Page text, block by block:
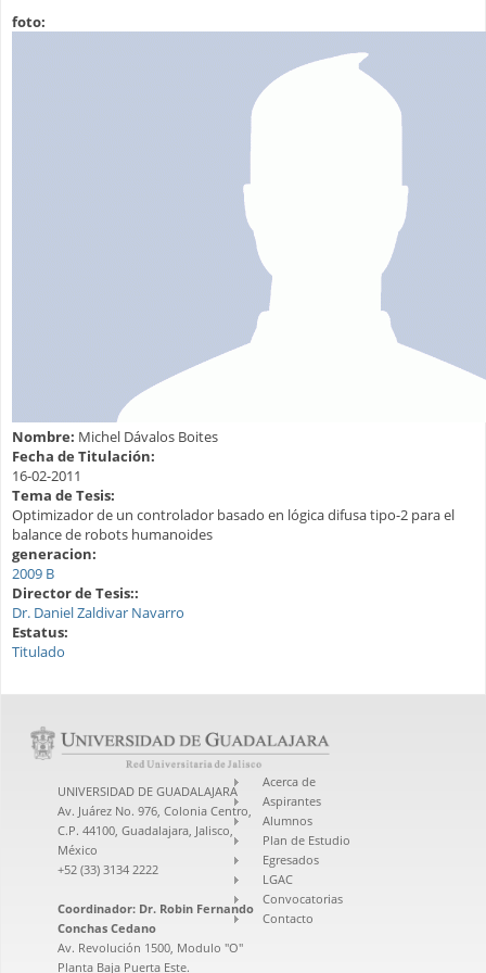
foto:
Nombre: Michel Dávalos Boites
Fecha de Titulación:
16-02-2011
Tema de Tesis:
Optimizador de un controlador basado en lógica difusa tipo-2 para el
balance de robots humanoides
generacion:
2009 B
Director de Tesis::
Dr. Daniel Zaldivar Navarro
Estatus:
Titulado
UNIVERSIDAD DE GUADALAJARA
Av. Juárez No. 976, Colonia Centro,
C.P. 44100, Guadalajara, Jalisco,
México
+52 (33) 3134 2222
Coordinador: Dr. Robin Fernando
Conchas Cedano
Av. Revolución 1500, Modulo "O"
Planta Baja Puerta Este.
Acerca de
Aspirantes
Alumnos
Plan de Estudio
Egresados
LGAC
Convocatorias
Contacto